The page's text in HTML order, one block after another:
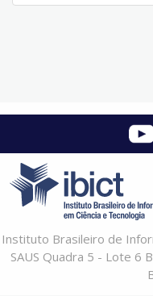
Instituto Brasileiro de
SAUS Quadra 5 - Lote 6